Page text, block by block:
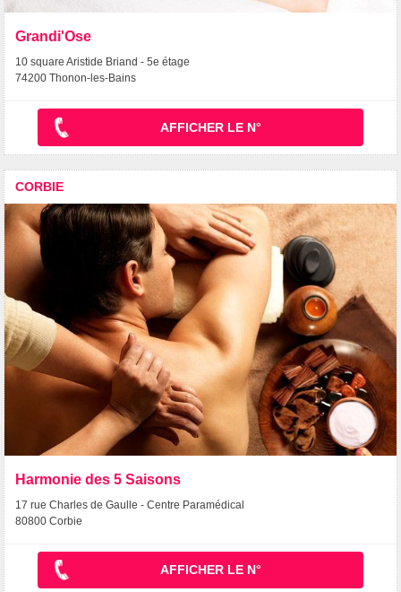
Grandi'Ose
10 square Aristide Briand - 5e étage
74200 Thonon-les-Bains
AFFICHER LE N°
CORBIE
Harmonie des 5 Saisons
17 rue Charles de Gaulle - Centre Paramédical
80800 Corbie
AFFICHER LE N°